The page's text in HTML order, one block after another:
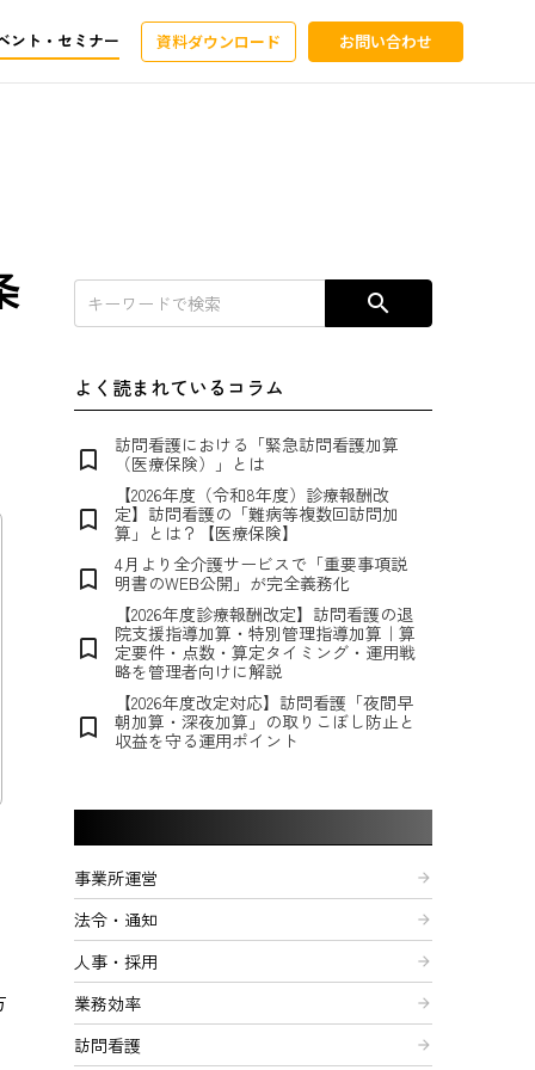
ント・セミナー 資料ダウンロード お問い合わせ
search
よく読まれているコラム
bookmark_border
訪問看護における「緊急訪問看護加算
（医療保険）」とは
bookmark_border
【2026年度（令和8年度）診療報酬改
定】訪問看護の「難病等複数回訪問加
算」とは？【医療保険】
bookmark_border
4月より全介護サービスで「重要事項説
明書のWEB公開」が完全義務化
bookmark_border
【2026年度診療報酬改定】訪問看護の退
院支援指導加算・特別管理指導加算｜算
定要件・点数・算定タイミング・運用戦
略を管理者向けに解説
bookmark_border
【2026年度改定対応】訪問看護「夜間早
朝加算・深夜加算」の取りこぼし防止と
収益を守る運用ポイント
事業所運営 arrow_forward
法令・通知 arrow_forward
人事・採用 arrow_forward
業務効率 arrow_forward
訪問看護 arrow_forward